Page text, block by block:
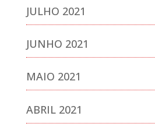
JULHO 2021
JUNHO 2021
MAIO 2021
ABRIL 2021